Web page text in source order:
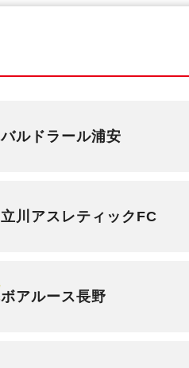
バルドラール浦安
立川アスレティックFC
ボアルース長野